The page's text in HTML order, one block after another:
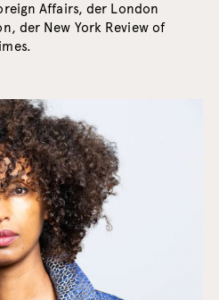
Affairs, der London
der New York Review of